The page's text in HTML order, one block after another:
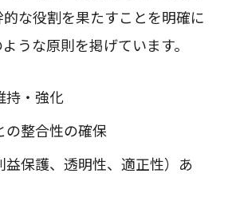
な役割を果たすことを明確に
うな原則を掲げています。
持・強化
の整合性の確保
益保護、透明性、適正性）あ